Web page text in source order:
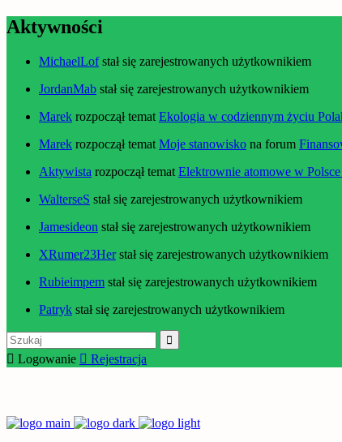
Aktywności
MichaelLofstał się zarejestrowanych użytkownikiem
JordanMab stał się zarejestrowanych użytkownikiem
Marek rozpoczął temat Ekologia w codziennym życiu
Marek rozpoczął temat Moje stanowisko na forum
Aktywista rozpoczął temat Elektrownie atomowe w
WalterseS stał się zarejestrowanych użytkownikiem
Jamesideon stał się zarejestrowanych użytkownikiem
XRumer23Herstał się zarejestrowanych użytkownikiem
Rubieimpem stał się zarejestrowanych użytkownikiem
Patryk stał się zarejestrowanych użytkownikiem
Szukaj:
Logowanie
Rejestracja